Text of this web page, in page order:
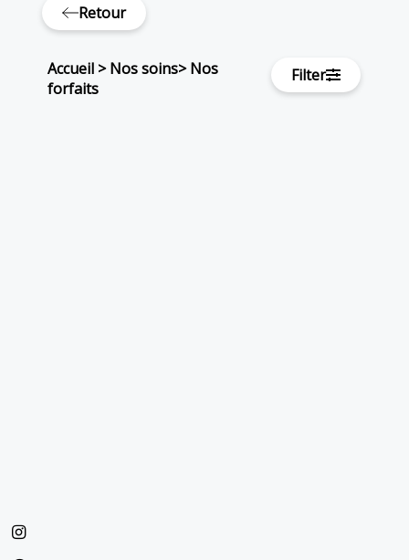
Retour
Accueil >Nos soins>Nos
forfaits
Filter